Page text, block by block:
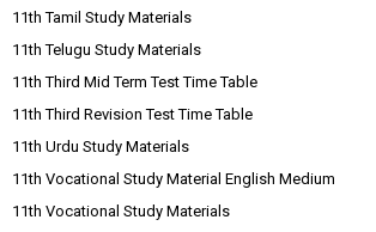
11th Tamil Study Materials
11th Telugu Study Materials
11th Third Mid Term Test Time Table
11th Third Revision Test Time Table
11th Urdu Study Materials
11th Vocational Study Material English Medium
11th Vocational Study Materials